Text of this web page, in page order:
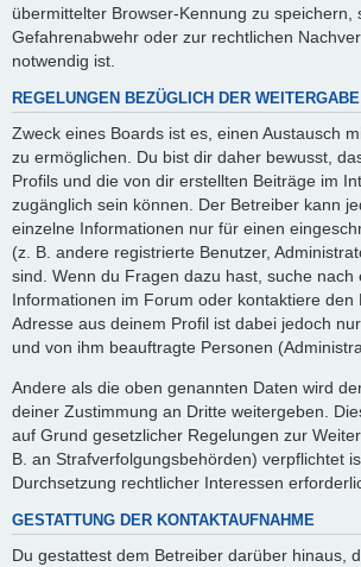
übermittelter Browser-Kennung zu speichern,
Gefahrenabwehr oder zur rechtlichen
notwendig ist.
REGELUNGEN BEZÜGLICH DER
Zweck eines Boards ist es, einen Austausch
zu ermöglichen. Du bist dir daher bewusst,
Profils und die von dir erstellten Beiträge im
zugänglich sein können. Der Betreiber kann
einzelne Informationen nur für einen
(z. B. andere registrierte Benutzer,
sind. Wenn du Fragen dazu hast, suche nach
Informationen im Forum oder kontaktiere den
Adresse aus deinem Profil ist dabei jedoch
und von ihm beauftragte Personen
Andere als die oben genannten Daten wird
deiner Zustimmung an Dritte weitergeben.
auf Grund gesetzlicher Regelungen zur
B. an Strafverfolgungsbehörden) verpflichtet
Durchsetzung rechtlicher Interessen
GESTATTUNG DER KONTAKTAUFNAHME
Du gestattest dem Betreiber darüber hinaus,